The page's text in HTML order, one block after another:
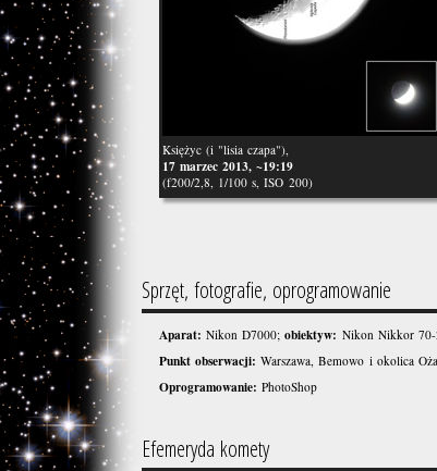
Księżyc (i "lisia czapa"),
17 marzec 2013, ~19:19
(f200/2,8, 1/100 s, ISO 200)
Sprzęt, fotografie, oprogramowanie
Aparat:Nikon D7000;obiektyw: Nikon Nikkor 70-
Punkt obserwacji: Warszawa, Bemowo i okolica
Oprogramowanie: PhotoShop
Efemeryda komety